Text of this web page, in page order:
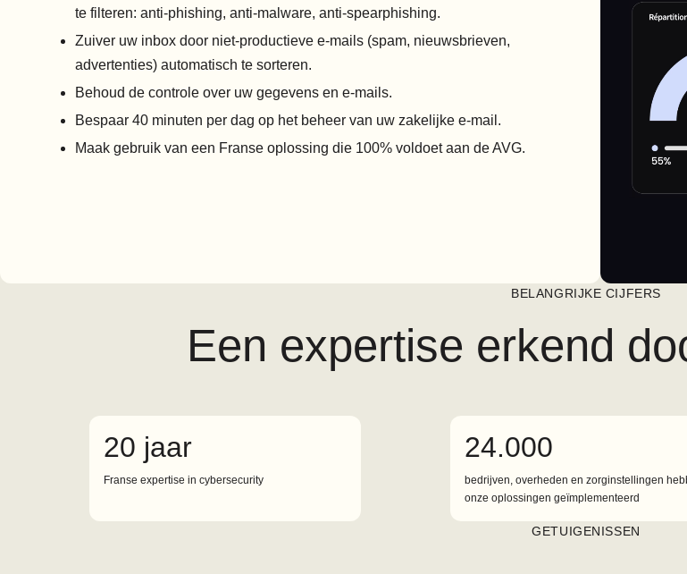
te filteren: anti-phishing, anti-malware, anti-spearphishing.
Zuiver uw inbox door niet-productieve e-mails (spam, nieuwsbrieven,
advertenties) automatisch te sorteren.
Behoud de controle over uw gegevens en e-mails.
Bespaar 40 minuten per dag op het beheer van uw zakelijke e-mail.
Maak gebruik van een Franse oplossing die 100% voldoet aan de AVG.
BELANGRIJKE CIJFERS
Een expertise erkend
20 jaar
Franse expertise in cybersecurity
24.000
bedrijven, overheden en zorginstellingen
onze oplossingen geïmplementeerd
GETUIGENISSEN